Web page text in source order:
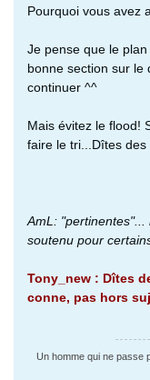
Pourquoi vous avez
Je pense que le
bonne section sur le
continuer ^^
Mais évitez le flood!
faire le tri...Dîtes des
AmL:
soutenu pour
Tony_new : Dîtes
conne, pas hors
Un homme qui ne passe